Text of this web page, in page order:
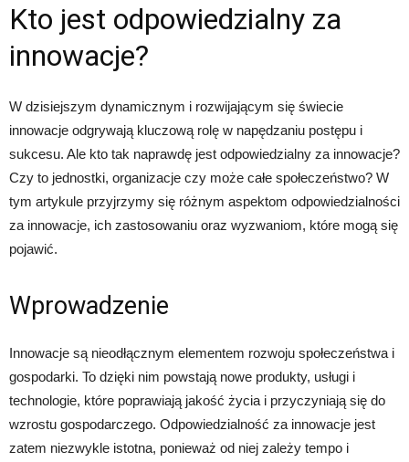
Kto jest odpowiedzialny za
innowacje?
W dzisiejszym dynamicznym i rozwijającym się świecie
innowacje odgrywają kluczową rolę w napędzaniu postępu i
sukcesu. Ale kto tak naprawdę jest odpowiedzialny za innowacje?
Czy to jednostki, organizacje czy może całe społeczeństwo? W
tym artykule przyjrzymy się różnym aspektom odpowiedzialności
za innowacje, ich zastosowaniu oraz wyzwaniom, które mogą się
pojawić.
Wprowadzenie
Innowacje są nieodłącznym elementem rozwoju społeczeństwa i
gospodarki. To dzięki nim powstają nowe produkty, usługi i
technologie, które poprawiają jakość życia i przyczyniają się do
wzrostu gospodarczego. Odpowiedzialność za innowacje jest
zatem niezwykle istotna, ponieważ od niej zależy tempo i